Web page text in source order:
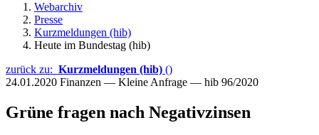
Webarchiv
Presse
Kurzmeldungen (hib)
Heute im Bundestag (hib)
zurück zu: Kurzmeldungen (hib) ()
24.01.2020 Finanzen — Kleine Anfrage — hib 96/2020
Grüne fragen nach Negativzinsen